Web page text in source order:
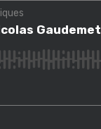
Nicolas Gaudemet
Gaudemet